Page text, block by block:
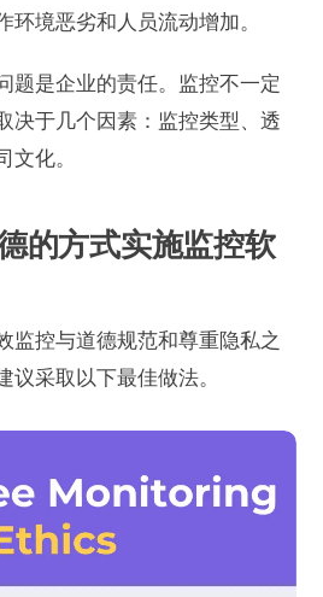
环境恶劣和人员流动增加。
题是企业的责任。监控不一定
决于几个因素：监控类型、透
文化。
的方式实施监控软
监控与道德规范和尊重隐私之
议采取以下最佳做法。